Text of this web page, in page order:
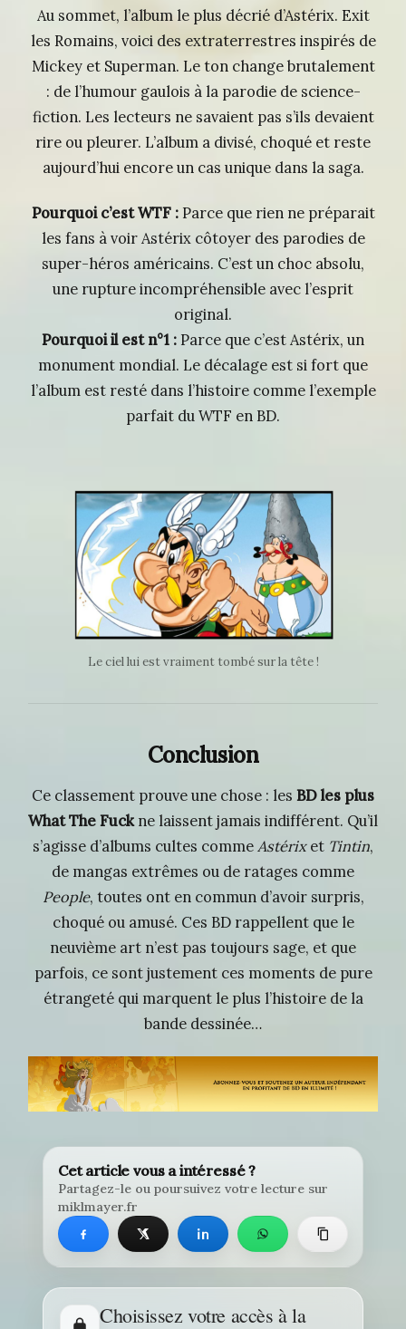
Au sommet, l’album le plus décrié d’Astérix. Exit
les Romains, voici des extraterrestres inspirés de
Mickey et Superman. Le ton change brutalement
: de l’humour gaulois à la parodie de science-
fiction. Les lecteurs ne savaient pas s’ils devaient
rire ou pleurer. L’album a divisé, choqué et reste
aujourd’hui encore un cas unique dans la saga.
Pourquoi c’est WTF :Parce que rien ne préparait
les fans à voir Astérix côtoyer des parodies de
super-héros américains. C’est un choc absolu,
une rupture incompréhensible avec l’esprit
original.
Pourquoi il est n°1 : Parce que c’est Astérix, un
monument mondial. Le décalage est si fort que
l’album est resté dans l’histoire comme l’exemple
parfait du WTF en BD.
Le ciel lui est vraiment tombé sur la tête !
Conclusion
Ce classement prouve une chose : les BD les plus
What The Fuckne laissent jamais indifférent. Qu’il
s’agisse d’albums cultes comme Astérixet Tintin,
de mangas extrêmes ou de ratages comme
People, toutes ont en commun d’avoir surpris,
choqué ou amusé. Ces BD rappellent que le
neuvième art n’est pas toujours sage, et que
parfois, ce sont justement ces moments de pure
étrangeté qui marquent le plus l’histoire de la
bande dessinée…
Cet article vous a intéressé ?
Partagez-le ou poursuivez votre lecture sur
miklmayer.fr
Choisissez votre accès à la